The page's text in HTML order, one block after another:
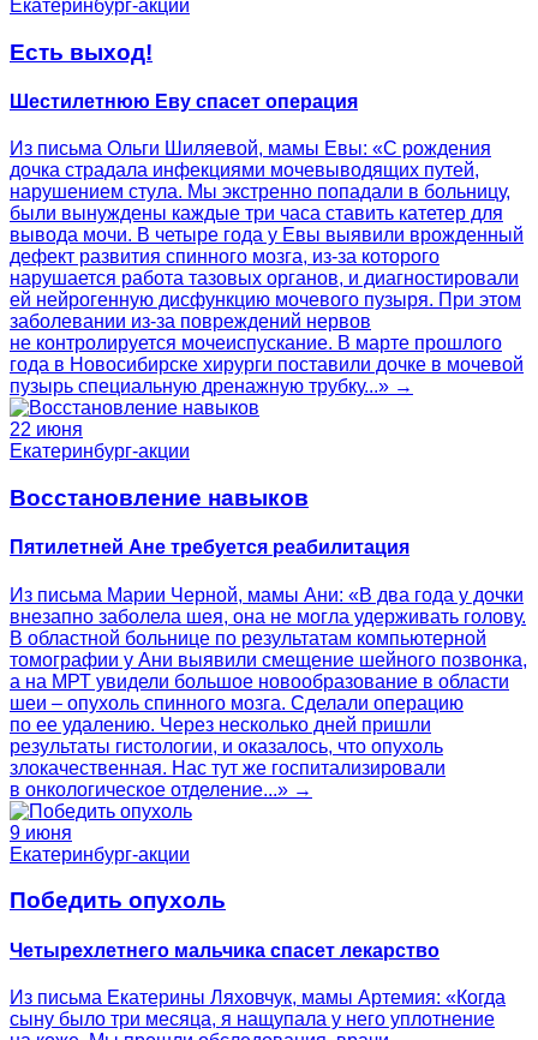
Екатеринбург-акции
Есть выход!
Шестилетнюю Еву спасет операция
Из письма Ольги Шиляевой, мамы Евы: «С рождения
дочка страдала инфекциями мочевыводящих путей,
нарушением стула. Мы экстренно попадали в больницу,
были вынуждены каждые три часа ставить катетер для
вывода мочи. В четыре года у Евы выявили врожденный
дефект развития спинного мозга, из-за которого
нарушается работа тазовых органов, и диагностировали
ей нейрогенную дисфункцию мочевого пузыря. При этом
заболевании из-за повреждений нервов
не контролируется мочеиспускание. В марте прошлого
года в Новосибирске хирурги поставили дочке в мочевой
пузырь специальную дренажную трубку...» →
22 июня
Екатеринбург-акции
Восстановление навыков
Пятилетней Ане требуется реабилитация
Из письма Марии Черной, мамы Ани: «В два года у дочки
внезапно заболела шея, она не могла удерживать голову.
В областной больнице по результатам компьютерной
томографии у Ани выявили смещение шейного позвонка,
а на МРТ увидели большое новообразование в области
шеи – опухоль спинного мозга. Сделали операцию
по ее удалению. Через несколько дней пришли
результаты гистологии, и оказалось, что опухоль
злокачественная. Нас тут же госпитализировали
в онкологическое отделение...» →
9 июня
Екатеринбург-акции
Победить опухоль
Четырехлетнего мальчика спасет лекарство
Из письма Екатерины Ляховчук, мамы Артемия: «Когда
сыну было три месяца, я нащупала у него уплотнение